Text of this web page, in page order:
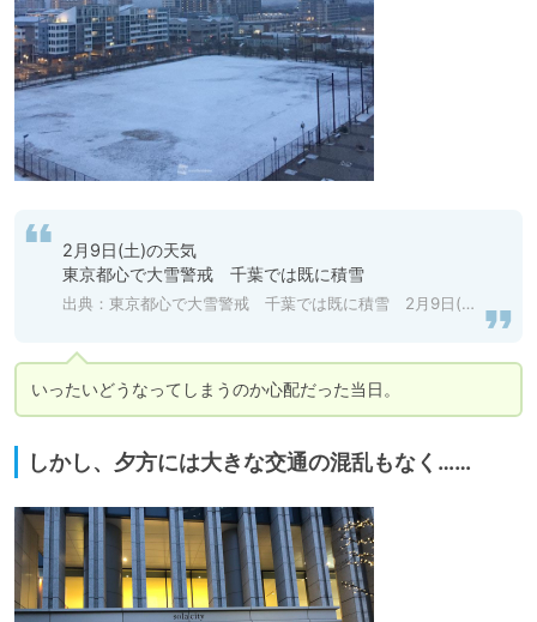
2月9日(土)の天気
東京都心で大雪警戒　千葉では既に積雪
出典： 東京都心で大雪警戒 千葉では既に積雪 2月9日(土)の天気 - ウェザーニュース facebook line twitter mail
いったいどうなってしまうのか心配だった当日。
しかし、夕方には大きな交通の混乱もなく……